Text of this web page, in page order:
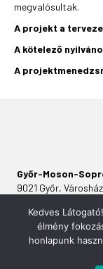
megvalósultak.
A projekt a
A kötelező
A
Győr-Moson-
9021 Győr,
Kedves
élmény
honlapunk